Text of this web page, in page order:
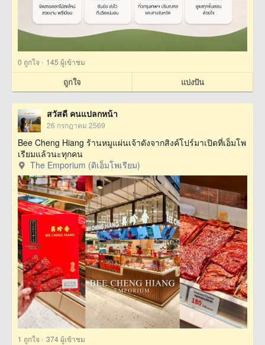
0 ถูกใจ · 145 ผู้เข้าชม
ถูกใจ แบ่งปัน
สวัสดี คนแปลกหน้า
26 กรกฎาคม 2569
Bee Cheng Hiang ร้านหมูแผ่นเจ้าดังจากสิงค์โปร์มาเปิดที่เอ็มโพ
เรียมแล้วนะทุกคน
The Emporium (ดิเอ็มโพเรียม)
1 ถูกใจ · 374 ผู้เข้าชม